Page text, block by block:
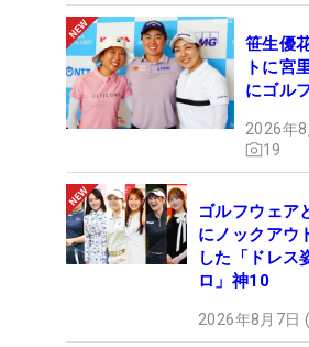
笹生優
トに宮
にゴル
2026年
19
ゴルフウェア
にノックアウ
した「ドレス
ロ」神10
2026年8月7日